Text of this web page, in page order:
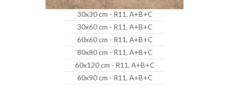
30x30 cm - R11, A+B+C
30x60 cm - R11, A+B+C
60x60 cm - R11, A+B+C
80x80 cm - R11, A+B+C
60x120 cm - R11, A+B+C
60x90 cm - R11, A+B+C